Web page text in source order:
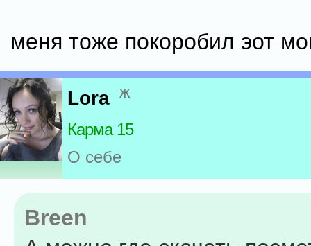
меня тоже покоробил эот
Lora ж
Карма 15
О себе
Breen